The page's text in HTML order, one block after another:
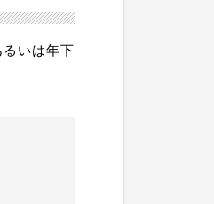
いは年下